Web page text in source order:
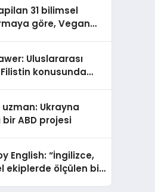
31 bilimsel
göre, Vegan
Ortaya Koydu
Uluslararası
konusunda
Ukrayna
bir ABD projesi
English: “İngilizce,
ekiplerde ölçülen bir